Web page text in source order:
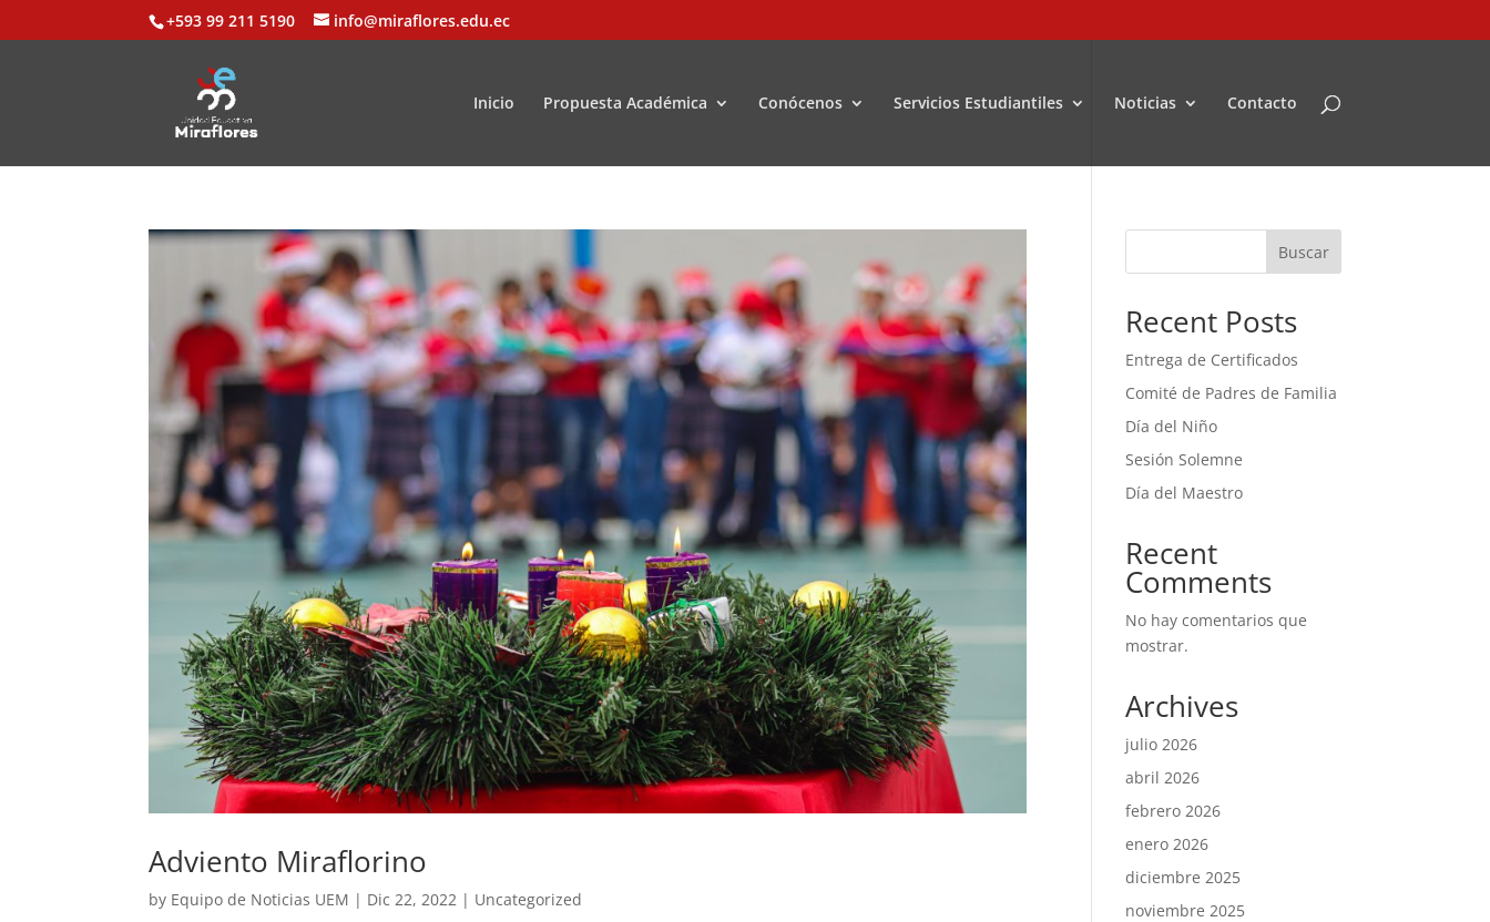
+593 99 211 5190 info@miraflores.edu.ec
Inicio Propuesta Académica Conócenos Servicios Estudiantiles Noticias Contacto
Adviento Miraflorino
by Equipo de Noticias UEM | Dic 22, 2022 | Uncategorized
Buscar
Recent Posts
Entrega de Certificados
Comité de Padres de Familia
Día del Niño
Sesión Solemne
Día del Maestro
Recent
Comments
No hay comentarios que
mostrar.
Archives
julio 2026
abril 2026
febrero 2026
enero 2026
diciembre 2025
noviembre 2025